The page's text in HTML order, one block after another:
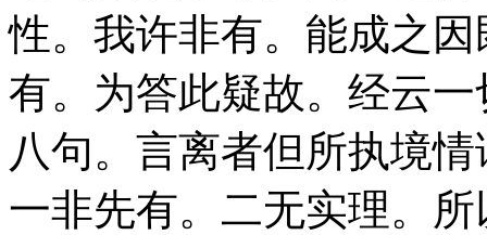
性。我许非有。能成之
有。为答此疑故。经云
八句。言离者但所执境
一非先有。二无实理。